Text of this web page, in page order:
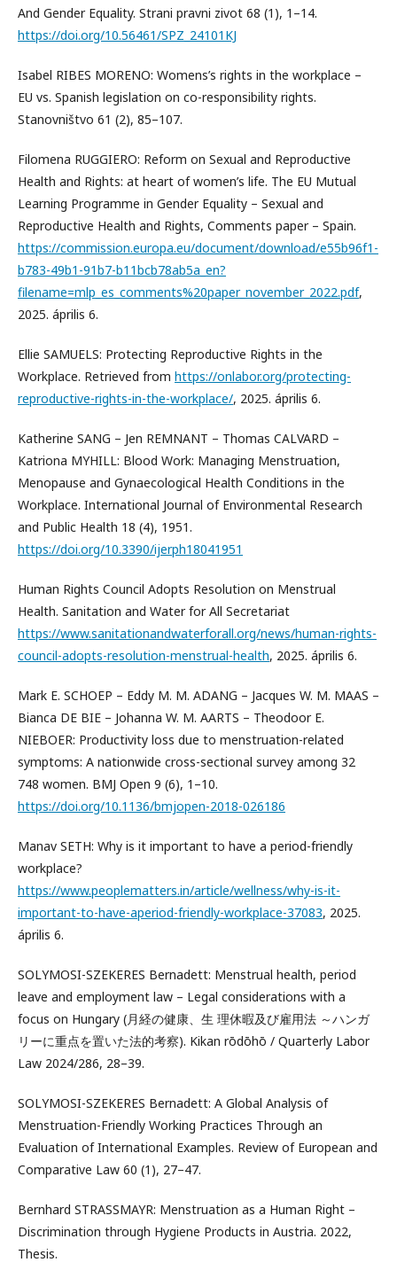
And Gender Equality. Strani pravni zivot 68 (1), 1–14.
https://doi.org/10.56461/SPZ_24101KJ
Isabel RIBES MORENO: Womens’s rights in the workplace –
EU vs. Spanish legislation on co-responsibility rights.
Stanovništvo 61 (2), 85–107.
Filomena RUGGIERO: Reform on Sexual and Reproductive
Health and Rights: at heart of women’s life. The EU Mutual
Learning Programme in Gender Equality – Sexual and
Reproductive Health and Rights, Comments paper – Spain.
https://commission.europa.eu/document/download/e55b96f1-
b783-49b1-91b7-b11bcb78ab5a_en?
filename=mlp_es_comments%20paper_november_2022.pdf,
2025. április 6.
Ellie SAMUELS: Protecting Reproductive Rights in the
Workplace. Retrieved from https://onlabor.org/protecting-
reproductive-rights-in-the-workplace/, 2025. április 6.
Katherine SANG – Jen REMNANT – Thomas CALVARD –
Katriona MYHILL: Blood Work: Managing Menstruation,
Menopause and Gynaecological Health Conditions in the
Workplace. International Journal of Environmental Research
and Public Health 18 (4), 1951.
https://doi.org/10.3390/ijerph18041951
Human Rights Council Adopts Resolution on Menstrual
Health. Sanitation and Water for All Secretariat
https://www.sanitationandwaterforall.org/news/human-rights-
council-adopts-resolution-menstrual-health, 2025. április 6.
Mark E. SCHOEP – Eddy M. M. ADANG – Jacques W. M. MAAS –
Bianca DE BIE – Johanna W. M. AARTS – Theodoor E.
NIEBOER: Productivity loss due to menstruation-related
symptoms: A nationwide cross-sectional survey among 32
748 women. BMJ Open 9 (6), 1–10.
https://doi.org/10.1136/bmjopen-2018-026186
Manav SETH: Why is it important to have a period-friendly
workplace?
https://www.peoplematters.in/article/wellness/why-is-it-
important-to-have-aperiod-friendly-workplace-37083, 2025.
április 6.
SOLYMOSI-SZEKERES Bernadett: Menstrual health, period
leave and employment law – Legal considerations with a
focus on Hungary (月経の健康、生 理休暇及び雇用法 ～ハンガ
リーに重点を置いた法的考察). Kikan rōdōhō / Quarterly Labor
Law 2024/286, 28–39.
SOLYMOSI-SZEKERES Bernadett: A Global Analysis of
Menstruation-Friendly Working Practices Through an
Evaluation of International Examples. Review of European and
Comparative Law 60 (1), 27–47.
Bernhard STRASSMAYR: Menstruation as a Human Right –
Discrimination through Hygiene Products in Austria. 2022,
Thesis.